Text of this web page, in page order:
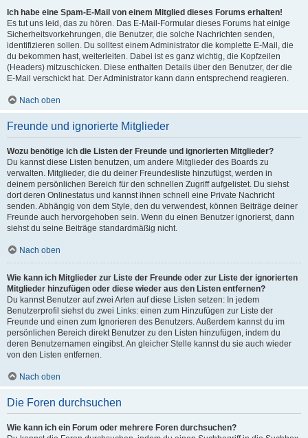
Ich habe eine Spam-E-Mail von einem Mitglied dieses Forums erhalten!
Es tut uns leid, das zu hören. Das E-Mail-Formular dieses Forums hat einige
Sicherheitsvorkehrungen, die Benutzer, die solche Nachrichten senden,
identifizieren sollen. Du solltest einem Administrator die komplette E-Mail, die
du bekommen hast, weiterleiten. Dabei ist es ganz wichtig, die Kopfzeilen
(Headers) mitzuschicken. Diese enthalten Details über den Benutzer, der die
E-Mail verschickt hat. Der Administrator kann dann entsprechend reagieren.
Nach oben
Freunde und ignorierte Mitglieder
Wozu benötige ich die Listen der Freunde und ignorierten Mitglieder?
Du kannst diese Listen benutzen, um andere Mitglieder des Boards zu
verwalten. Mitglieder, die du deiner Freundesliste hinzufügst, werden in
deinem persönlichen Bereich für den schnellen Zugriff aufgelistet. Du siehst
dort deren Onlinestatus und kannst ihnen schnell eine Private Nachricht
senden. Abhängig von dem Style, den du verwendest, können Beiträge deiner
Freunde auch hervorgehoben sein. Wenn du einen Benutzer ignorierst, dann
siehst du seine Beiträge standardmäßig nicht.
Nach oben
Wie kann ich Mitglieder zur Liste der Freunde oder zur Liste der ignorierten
Mitglieder hinzufügen oder diese wieder aus den Listen entfernen?
Du kannst Benutzer auf zwei Arten auf diese Listen setzen: In jedem
Benutzerprofil siehst du zwei Links: einen zum Hinzufügen zur Liste der
Freunde und einen zum Ignorieren des Benutzers. Außerdem kannst du im
persönlichen Bereich direkt Benutzer zu den Listen hinzufügen, indem du
deren Benutzernamen eingibst. An gleicher Stelle kannst du sie auch wieder
von den Listen entfernen.
Nach oben
Die Foren durchsuchen
Wie kann ich ein Forum oder mehrere Foren durchsuchen?